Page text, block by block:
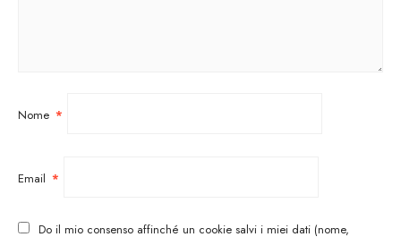
Nome *
Email *
Do il mio consenso affinché un cookie salvi i miei dati (nome,